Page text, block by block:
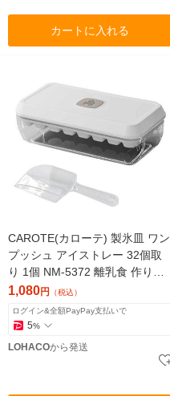
カートに入れる
CAROTE(カローテ) 製氷皿 ワン
プッシュ アイストレー 32個取
り 1個 NM-5372 離乳食 作り置
き LIVPLUS
1,080円 （税込）
ログイン&全額PayPay支払いで
5%
LOHACOから発送